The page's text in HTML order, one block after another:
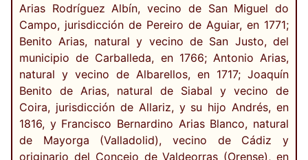
Arias Rodríguez Albín, vecino de San Miguel do
Campo, jurisdicción de Pereiro de Aguiar, en 1771;
Benito Arias, natural y vecino de San Justo, del
municipio de Carballeda, en 1766; Antonio Arias,
natural y vecino de Albarellos, en 1717; Joaquín
Benito de Arias, natural de Siabal y vecino de
Coira, jurisdicción de Allariz, y su hijo Andrés, en
1816, y Francisco Bernardino Arias Blanco, natural
de Mayorga (Valladolid), vecino de Cádiz y
originario del Concejo de Valdeorras (Orense), en